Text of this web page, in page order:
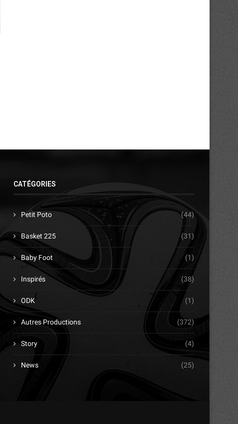
CATÉGORIES
Petit Poto (44)
Basket 225 (31)
Baby Foot (1)
Inspirés (38)
ODK (1)
Autres Productions (372)
Story (4)
News (25)